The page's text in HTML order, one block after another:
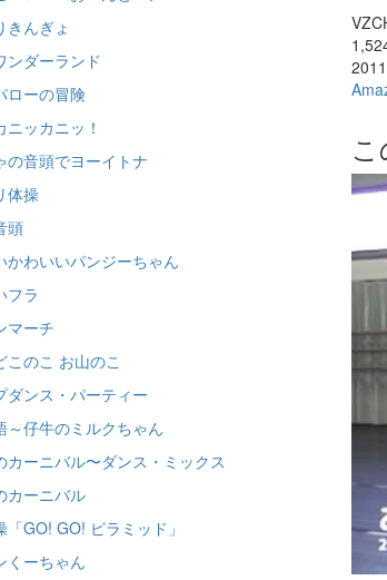
きんぎょ
ンダーランド
ローの冒険
ニッカニッ！
の音頭でヨーイトナ
体操
頭
かわいいパンジーちゃん
フラ
マーチ
このこ お山のこ
ダンス・パーティー
～仔牛のミルクちゃん
カーニバル〜ダンス・ミックス
カーニバル
「GO! GO! ピラミッド」
くーちゃん